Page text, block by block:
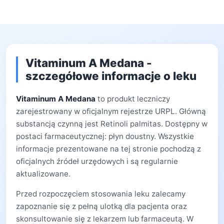
Vitaminum A Medana -
szczegółowe informacje o leku
Vitaminum A Medana to produkt leczniczy
zarejestrowany w oficjalnym rejestrze URPL. Główną
substancją czynną jest Retinoli palmitas. Dostępny w
postaci farmaceutycznej: płyn doustny. Wszystkie
informacje prezentowane na tej stronie pochodzą z
oficjalnych źródeł urzędowych i są regularnie
aktualizowane.
Przed rozpoczęciem stosowania leku zalecamy
zapoznanie się z pełną ulotką dla pacjenta oraz
skonsultowanie się z lekarzem lub farmaceutą. W